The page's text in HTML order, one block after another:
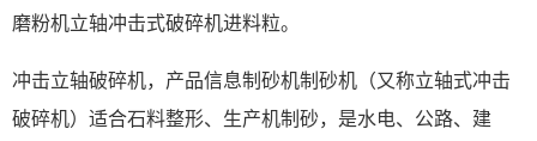
磨粉机立轴冲击式破碎机进料粒。
冲击立轴破碎机，产品信息制砂机制砂机（又称立轴式冲击
破碎机）适合石料整形、生产机制砂，是水电、公路、建